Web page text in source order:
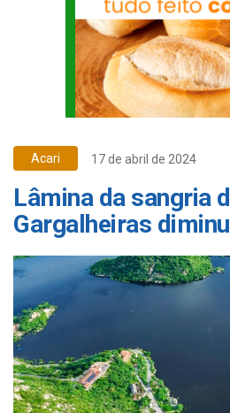
Acari 17 de abril de 2024
Lâmina da sangria
Gargalheiras